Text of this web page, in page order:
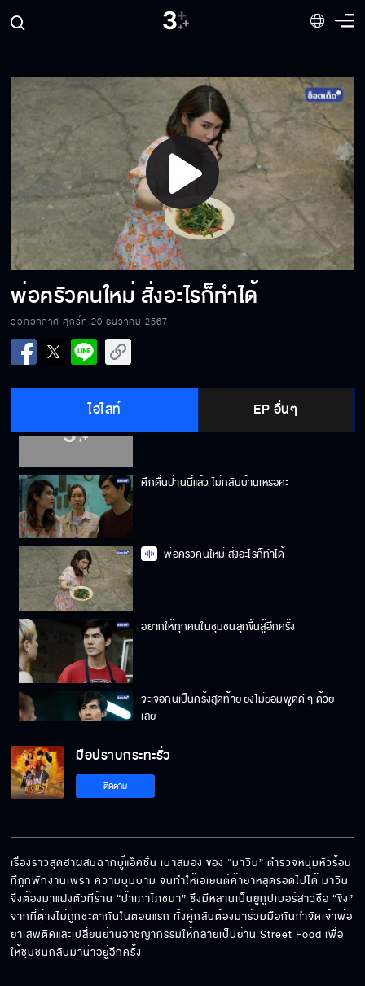
Play
Video
พ่อครัวคนใหม่ สั่งอะไรก็ทำได้
ออกอากาศ ศุกร์ที่ 20 ธันวาคม 2567
ไฮไลท์ EP อื่นๆ
ฉันฝันเห็นพ่อหน้าเปื้อนเลือดเต็มไปหมดเลย
เป็นอะไรกับพวกมัน ทำไมมีรูปเต็มเครื่อง
ความรักต้องเบอร์ 5 ดีที่สุด
ปล่อยเฮียหมาออกมา แล้วจับฉันไปแทน
ดึกดื่นป่านนี้แล้ว ไม่กลับบ้านเหรอคะ
พ่อครัวคนใหม่ สั่งอะไรก็ทำได้
อยากให้ทุกคนในชุมชนลุกขึ้นสู้อีกครั้ง
จะเจอกันเป็นครั้งสุดท้าย ยังไม่ยอมพูดดี ๆ ด้วย
เลย
ทำไมไม่บอกตั้งแต่วันแรก
ผมขอลาออกครับ
มือปราบกระทะรั่ว
ติดตาม
เรื่องราวสุดฮาผสมฉากบู๊แอ็คชั่น เบาสมอง ของ “มาวิน” ตำรวจหนุ่มหัวร้อน
ที่ถูกพักงานเพราะความบุ่มบ่าม จนทำให้เอเย่นต์ค้ายาหลุดรอดไปได้ มาวิน
จึงต้องมาแฝงตัวที่ร้าน “ป้าเภาโภชนา” ซึ่งมีหลานเป็นยูทูปเบอร์สาวชื่อ “ขิง”
จากที่ต่างไม่ถูกชะตากันในตอนแรก ทั้งคู่กลับต้องมาร่วมมือกันกำจัดเจ้าพ่อ
ยาเสพติดและเปลี่ยนย่านอาชญากรรมให้กลายเป็นย่าน Street Food เพื่อ
ให้ชุมชนกลับมาน่าอยู่อีกครั้ง